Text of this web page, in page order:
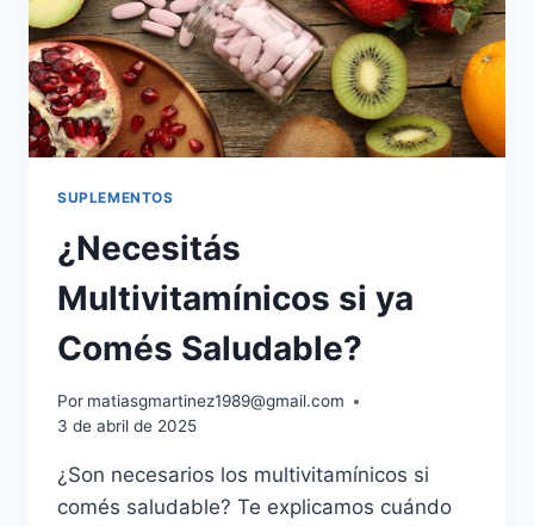
SUPLEMENTOS
¿Necesitás
Multivitamínicos si ya
Comés Saludable?
Por matiasgmartinez1989@gmail.com
3 de abril de 2025
¿Son necesarios los multivitamínicos si
comés saludable? Te explicamos cuándo